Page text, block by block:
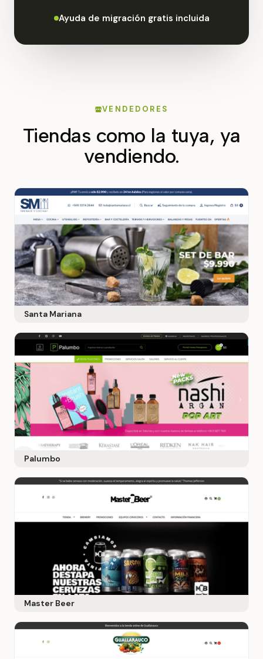
Ayuda de migración gratis incluida
VENDEDORES
Tiendas como la tuya, ya
vendiendo.
Santa Mariana
Palumbo
Master Beer